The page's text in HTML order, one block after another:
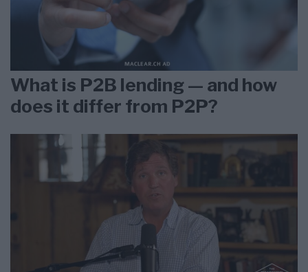
What is P2B lending — and how
does it differ from P2P?